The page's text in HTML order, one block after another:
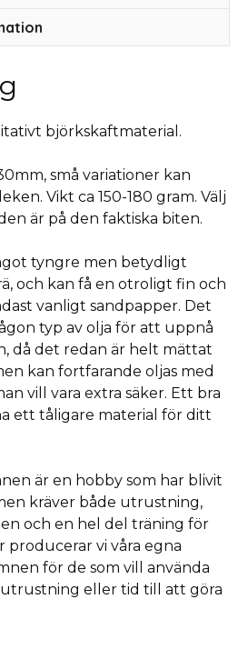
björkskaftmaterial.
små variationer kan
Vikt ca 150-180 gram. Välj
är på den faktiska biten.
tyngre men betydligt
och kan få en otroligt fin och
vanligt sandpapper. Det
typ av olja för att uppnå
då det redan är helt mättat
kan fortfarande oljas med
vill vara extra säker. Ett bra
ett tåligare material för ditt
är en hobby som har blivit
kräver både utrustning,
och en hel del träning för
producerar vi våra egna
för de som vill använda
utrustning eller tid till att göra